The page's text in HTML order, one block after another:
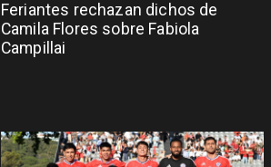
Feriantes rechazan dichos de
Camila Flores sobre Fabiola
Campillai